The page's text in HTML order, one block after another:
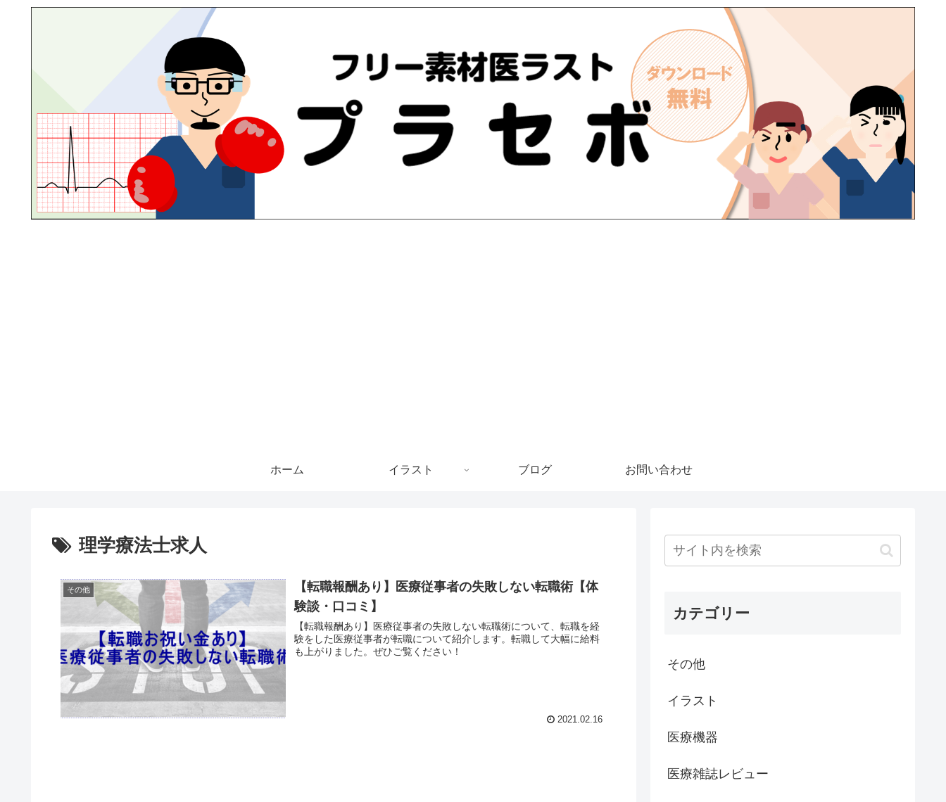
ホーム イラスト ブログ お問い合わせ
理学療法士求人
その他
【転職報酬あり】医療従事者の失敗しない転職術【体
験談・口コミ】
【転職報酬あり】医療従事者の失敗しない転職術について、転職を経
験をした医療従事者が転職について紹介します。転職して大幅に給料
も上がりました。ぜひご覧ください！
2021.02.16
カテゴリー
その他
イラスト
医療機器
医療雑誌レビュー